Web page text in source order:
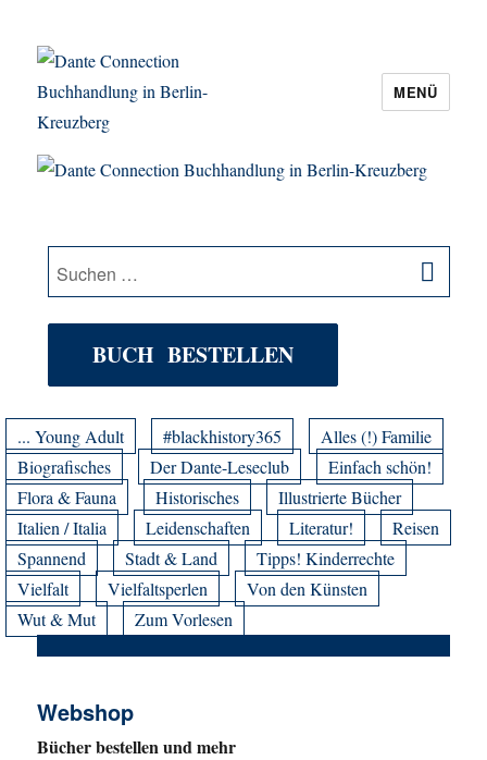
Dante Connection Buchhandlung in
MENÜ
Suche
nach:
BUCH BESTELLEN
... Young Adult #blackhistory365
Alles (!) Familie
Biografisches
Der Dante-Leseclub
Einfach schön!
Flora & Fauna
Historisches
Illustrierte Bücher
Italien / Italia
Leidenschaften Literatur!
Reisen
Spannend
Stadt & Land
Tipps! Kinderrechte
Vielfalt
Vielfaltsperlen
Von den Künsten
Wut & Mut
Zum Vorlesen
Webshop
Bücher bestellen und mehr